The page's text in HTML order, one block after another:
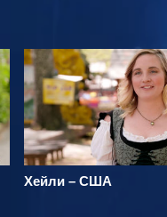
Хейли – США